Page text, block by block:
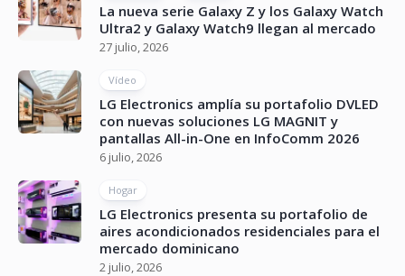
La nueva serie Galaxy Z y los Galaxy Watch
Ultra2 y Galaxy Watch9 llegan al mercado
27 julio, 2026
Vídeo
LG Electronics amplía su portafolio DVLED
con nuevas soluciones LG MAGNIT y
pantallas All-in-One en InfoComm 2026
6 julio, 2026
Hogar
LG Electronics presenta su portafolio de
aires acondicionados residenciales para el
mercado dominicano
2 julio, 2026